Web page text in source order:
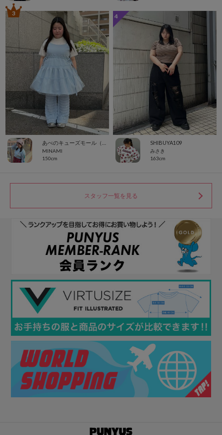
MINAMI
150cm
3
SHIBUYA109
みさき
163cm
4
スタッフ一覧を見る